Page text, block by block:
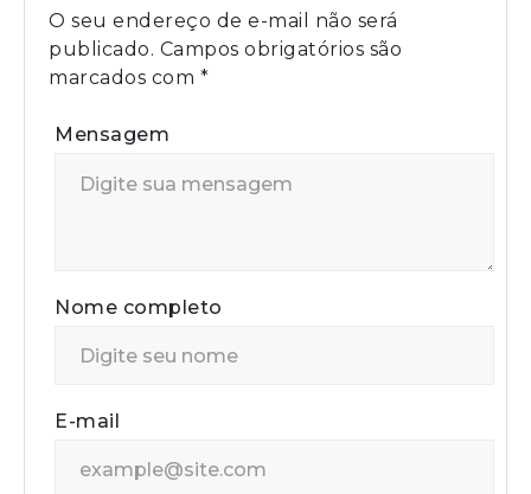
O seu endereço de e-mail não será
publicado. Campos obrigatórios são
marcados com *
Mensagem
Nome completo
E-mail